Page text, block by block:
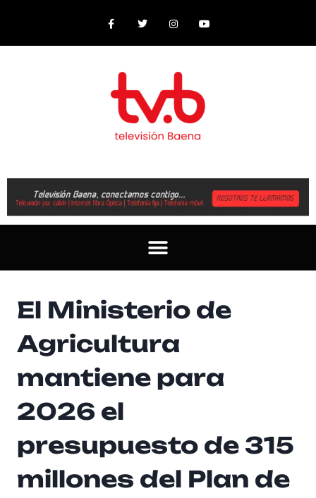
El Ministerio de
Agricultura
mantiene para
2026 el
presupuesto de 315
millones del Plan de